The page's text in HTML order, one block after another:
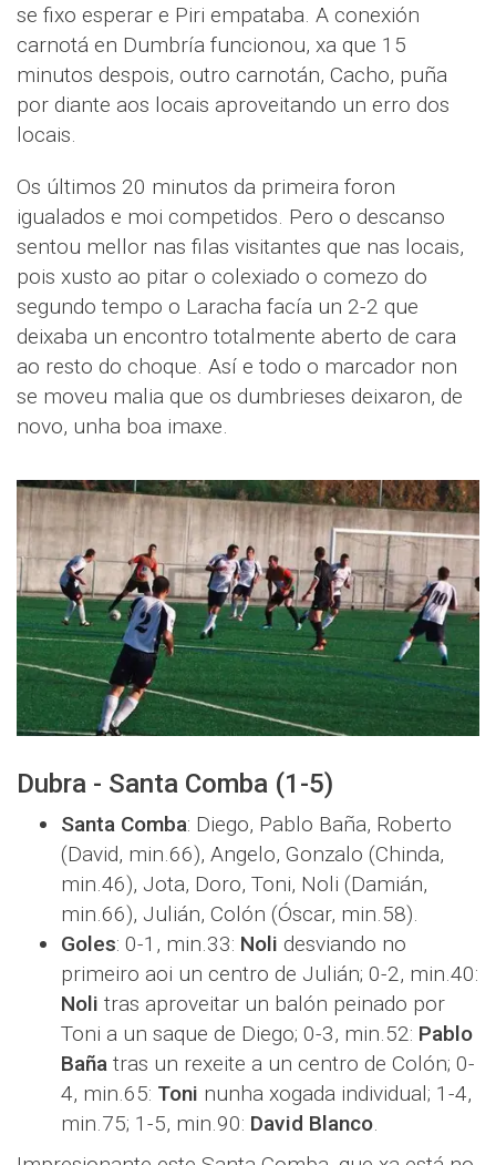
se fixo esperar e Piri empataba. A conexión
carnotá en Dumbría funcionou, xa que 15
minutos despois, outro carnotán, Cacho, puña
por diante aos locais aproveitando un erro dos
locais.
Os últimos 20 minutos da primeira foron
igualados e moi competidos. Pero o descanso
sentou mellor nas filas visitantes que nas locais,
pois xusto ao pitar o colexiado o comezo do
segundo tempo o Laracha facía un 2-2 que
deixaba un encontro totalmente aberto de cara
ao resto do choque. Así e todo o marcador non
se moveu malia que os dumbrieses deixaron, de
novo, unha boa imaxe.
Dubra - Santa Comba (1-5)
Santa Comba: Diego, Pablo Baña, Roberto
(David, min.66), Angelo, Gonzalo (Chinda,
min.46), Jota, Doro, Toni, Noli (Damián,
min.66), Julián, Colón (Óscar, min.58).
Goles: 0-1, min.33: Noli desviando no
primeiro aoi un centro de Julián; 0-2, min.40:
Noli tras aproveitar un balón peinado por
Toni a un saque de Diego; 0-3, min.52: Pablo
Baña tras un rexeite a un centro de Colón; 0-
4, min.65: Toni nunha xogada individual; 1-4,
min.75; 1-5, min.90: David Blanco